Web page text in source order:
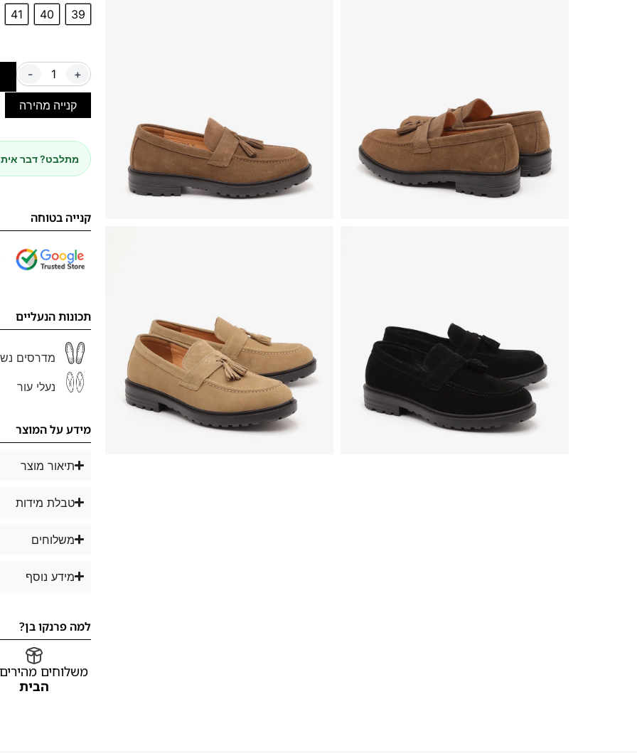
39
40
41
- +
קנייה מהירה
מתלבט? דבר
קנייה בטוחה
תכונות הנעליים
מדרסים
נעלי עור
מידע על המוצר
תיאור מוצר
טבלת מידות
משלוחים
מידע נוסף
למה פרנקו בן?
משלוחים
הבית